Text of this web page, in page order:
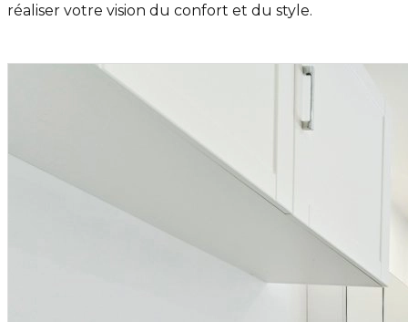
réaliser votre vision du confort et du style.